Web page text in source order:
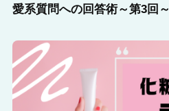
愛系質問への回答術～第3回～